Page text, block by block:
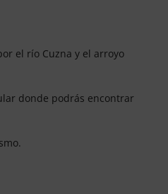
el río Cuzna y el arroyo
donde podrás encontrar